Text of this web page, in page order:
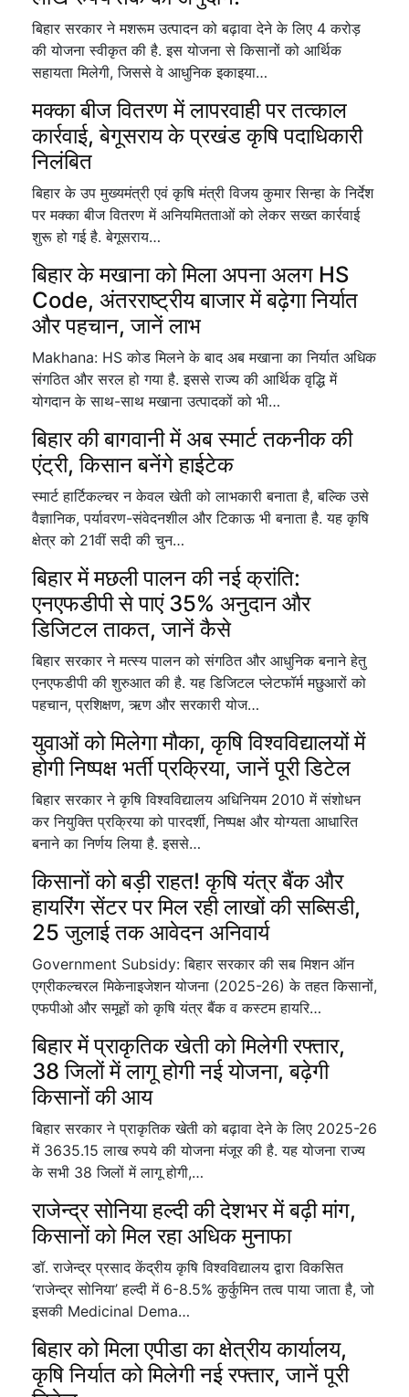
बिहार सरकार ने मशरूम उत्पादन को बढ़ावा देने के लिए 4 करोड़
की योजना स्वीकृत की है. इस योजना से किसानों को आर्थिक
सहायता मिलेगी, जिससे वे आधुनिक इकाइया…
मक्का बीज वितरण में लापरवाही पर तत्काल
कार्रवाई, बेगूसराय के प्रखंड कृषि पदाधिकारी
निलंबित
बिहार के उप मुख्यमंत्री एवं कृषि मंत्री विजय कुमार सिन्हा के निर्देश
पर मक्का बीज वितरण में अनियमितताओं को लेकर सख्त कार्रवाई
शुरू हो गई है. बेगूसराय…
बिहार के मखाना को मिला अपना अलग HS
Code, अंतरराष्ट्रीय बाजार में बढ़ेगा निर्यात
और पहचान, जानें लाभ
Makhana: HS कोड मिलने के बाद अब मखाना का निर्यात अधिक
संगठित और सरल हो गया है. इससे राज्य की आर्थिक वृद्धि में
योगदान के साथ-साथ मखाना उत्पादकों को भी…
बिहार की बागवानी में अब स्मार्ट तकनीक की
एंट्री, किसान बनेंगे हाईटेक
स्मार्ट हार्टिकल्चर न केवल खेती को लाभकारी बनाता है, बल्कि उसे
वैज्ञानिक, पर्यावरण-संवेदनशील और टिकाऊ भी बनाता है. यह कृषि
क्षेत्र को 21वीं सदी की चुन…
बिहार में मछली पालन की नई क्रांति:
एनएफडीपी से पाएं 35% अनुदान और
डिजिटल ताकत, जानें कैसे
बिहार सरकार ने मत्स्य पालन को संगठित और आधुनिक बनाने हेतु
एनएफडीपी की शुरुआत की है. यह डिजिटल प्लेटफॉर्म मछुआरों को
पहचान, प्रशिक्षण, ऋण और सरकारी योज…
युवाओं को मिलेगा मौका, कृषि विश्वविद्यालयों में
होगी निष्पक्ष भर्ती प्रक्रिया, जानें पूरी डिटेल
बिहार सरकार ने कृषि विश्वविद्यालय अधिनियम 2010 में संशोधन
कर नियुक्ति प्रक्रिया को पारदर्शी, निष्पक्ष और योग्यता आधारित
बनाने का निर्णय लिया है. इससे…
किसानों को बड़ी राहत! कृषि यंत्र बैंक और
हायरिंग सेंटर पर मिल रही लाखों की सब्सिडी,
25 जुलाई तक आवेदन अनिवार्य
Government Subsidy: बिहार सरकार की सब मिशन ऑन
एग्रीकल्चरल मिकेनाइजेशन योजना (2025-26) के तहत किसानों,
एफपीओ और समूहों को कृषि यंत्र बैंक व कस्टम हायरि…
बिहार में प्राकृतिक खेती को मिलेगी रफ्तार,
38 जिलों में लागू होगी नई योजना, बढ़ेगी
किसानों की आय
बिहार सरकार ने प्राकृतिक खेती को बढ़ावा देने के लिए 2025-26
में 3635.15 लाख रुपये की योजना मंजूर की है. यह योजना राज्य
के सभी 38 जिलों में लागू होगी,…
राजेन्द्र सोनिया हल्दी की देशभर में बढ़ी मांग,
किसानों को मिल रहा अधिक मुनाफा
डॉ. राजेन्द्र प्रसाद केंद्रीय कृषि विश्वविद्यालय द्वारा विकसित
‘राजेन्द्र सोनिया’ हल्दी में 6-8.5% कुर्कुमिन तत्व पाया जाता है, जो
इसकी Medicinal Dema…
बिहार को मिला एपीडा का क्षेत्रीय कार्यालय,
कृषि निर्यात को मिलेगी नई रफ्तार, जानें पूरी